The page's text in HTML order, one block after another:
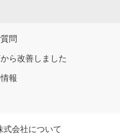
問
ら改善しました
報
式会社について